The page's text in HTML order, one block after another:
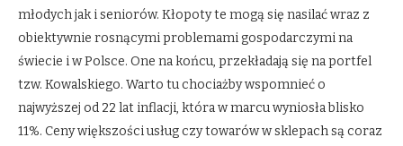
młodych jak i seniorów. Kłopoty te mogą się nasilać wraz z
obiektywnie rosnącymi problemami gospodarczymi na
świecie i w Polsce. One na końcu, przekładają się na portfel
tzw. Kowalskiego. Warto tu chociażby wspomnieć o
najwyższej od 22 lat inflacji, która w marcu wyniosła blisko
11%. Ceny większości usług czy towarów w sklepach są coraz